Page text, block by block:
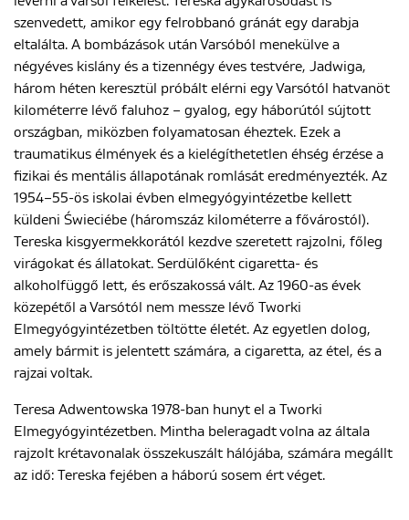
szenvedett, amikor egy felrobbanó gránát egy darabja
eltalálta. A bombázások után Varsóból menekülve a
négyéves kislány és a tizennégy éves testvére, Jadwiga,
három héten keresztül próbált elérni egy Varsótól hatvanöt
kilométerre lévő faluhoz – gyalog, egy háborútól sújtott
országban, miközben folyamatosan éheztek. Ezek a
traumatikus élmények és a kielégíthetetlen éhség érzése a
fizikai és mentális állapotának romlását eredményezték. Az
1954–55-ös iskolai évben elmegyógyintézetbe kellett
küldeni Świeciébe (háromszáz kilométerre a fővárostól).
Tereska kisgyermekkorától kezdve szeretett rajzolni, főleg
virágokat és állatokat. Serdülőként cigaretta- és
alkoholfüggő lett, és erőszakossá vált. Az 1960-as évek
közepétől a Varsótól nem messze lévő Tworki
Elmegyógyintézetben töltötte életét. Az egyetlen dolog,
amely bármit is jelentett számára, a cigaretta, az étel, és a
rajzai voltak.
Teresa Adwentowska 1978-ban hunyt el a Tworki
Elmegyógyintézetben. Mintha beleragadt volna az általa
rajzolt krétavonalak összekuszált hálójába, számára megállt
az idő: Tereska fejében a háború sosem ért véget.